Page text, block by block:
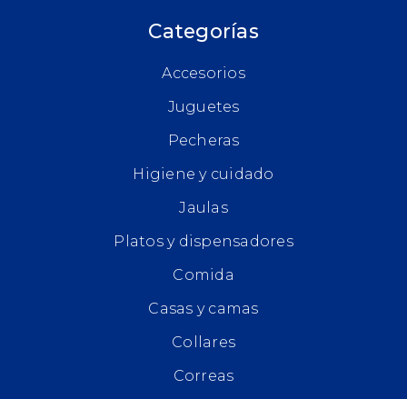
Categorías
Accesorios
Juguetes
Pecheras
Higiene y cuidado
Jaulas
Platos y dispensadores
Comida
Casas y camas
Collares
Correas